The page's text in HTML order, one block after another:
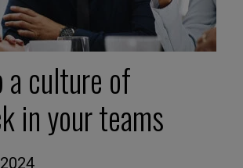
a culture of
in your teams